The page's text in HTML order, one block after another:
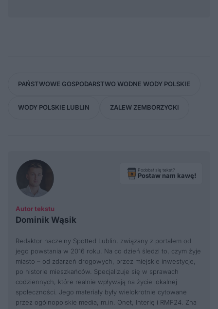
PAŃSTWOWE GOSPODARSTWO WODNE WODY POLSKIE
WODY POLSKIE LUBLIN ZALEW ZEMBORZYCKI
Autor tekstu
Dominik Wąsik
Podobał się tekst?
Postaw nam kawę!
Redaktor naczelny Spotted Lublin, związany z portalem od
jego powstania w 2016 roku. Na co dzień śledzi to, czym żyje
miasto – od zdarzeń drogowych, przez miejskie inwestycje,
po historie mieszkańców. Specjalizuje się w sprawach
codziennych, które realnie wpływają na życie lokalnej
społeczności. Jego materiały były wielokrotnie cytowane
przez ogólnopolskie media, m.in. Onet, Interię i RMF24. Zna